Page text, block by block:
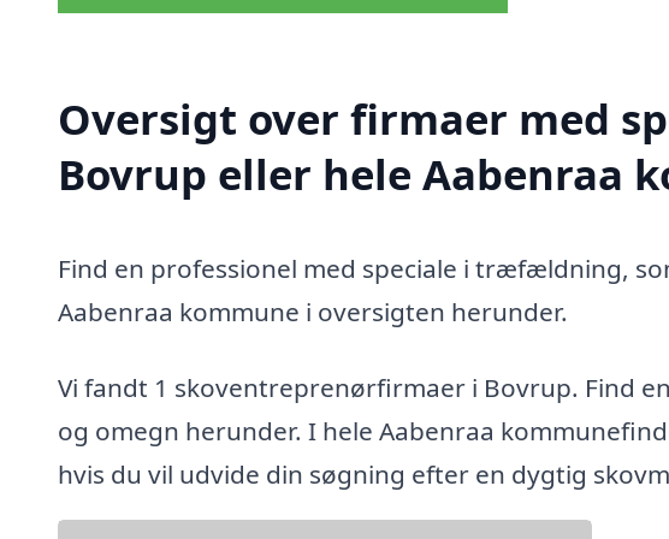
Oversigt over firmaer med
Bovrup eller hele Aabenraa
Find en professionel med speciale i træfældning,
Aabenraa kommune i oversigten herunder.
Vi fandt 1 skoventreprenørfirmaer i Bovrup. Find
og omegn herunder. I hele Aabenraa
hvis du vil udvide din søgning efter en dygtig